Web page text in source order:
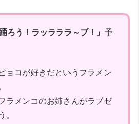
踊ろう！ラッラララ～ブ！」予
ョコが好きだというフラメン
ラメンコのお姉さんがラブゼ
。